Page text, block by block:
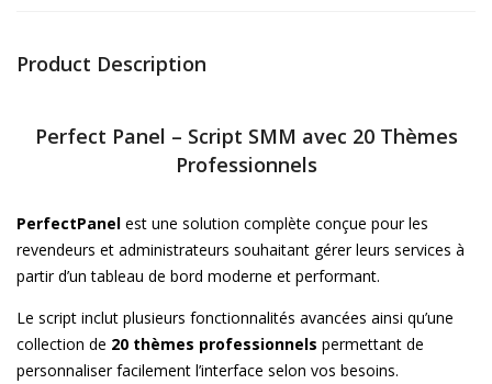
Product Description
Perfect Panel – Script SMM avec 20 Thèmes
Professionnels
PerfectPanel est une solution complète conçue pour les
revendeurs et administrateurs souhaitant gérer leurs services à
partir d’un tableau de bord moderne et performant.
Le script inclut plusieurs fonctionnalités avancées ainsi qu’une
collection de 20 thèmes professionnels permettant de
personnaliser facilement l’interface selon vos besoins.